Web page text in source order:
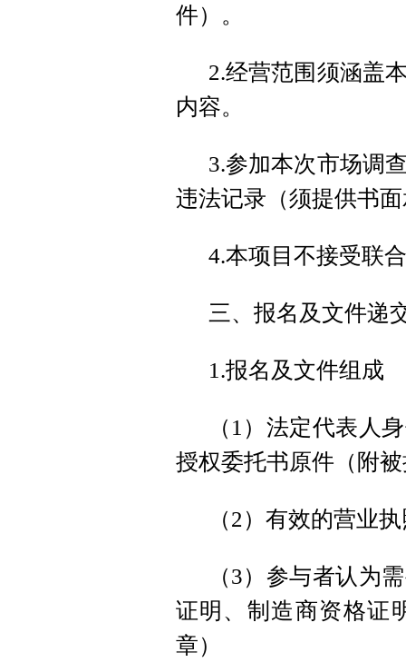
件）。
2.经营范围须涵盖
内容。
3.参加本次市场调
违法记录（须提供书
4.本项目不接受联
三、报名及文件递
1.报名及文件组成
（1）法定代表人
授权委托书原件（附
（2）有效的营业
（3）参与者认为
证明、制造商资格证
章）